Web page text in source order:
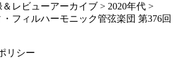
＆レビューアーカイブ > 2020年代 >
フィルハーモニック管弦楽団 第376回
リシー